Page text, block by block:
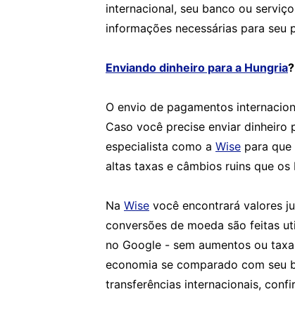
internacional, seu banco ou
informações necessárias para seu
Enviando dinheiro para a Hungria?
O envio de pagamentos
Caso você precise enviar dinheiro
especialista como a Wise para
altas taxas e câmbios ruins que os
Na Wise você encontrará valores
conversões de moeda são feitas
no Google - sem aumentos ou
economia se comparado com seu
transferências internacionais,